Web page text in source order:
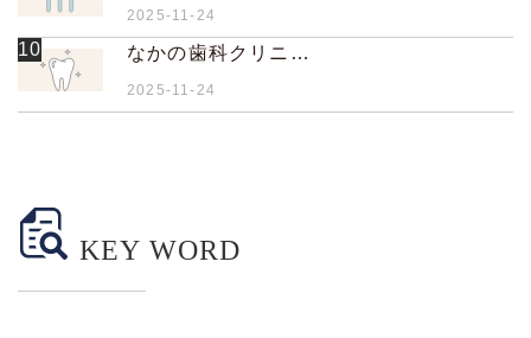
2025-11-24
10 なかの歯科クリニックでは歯科医院研修旅行を実施されているそうですが、その目的は何ですか？
2025-11-24
KEY WORD